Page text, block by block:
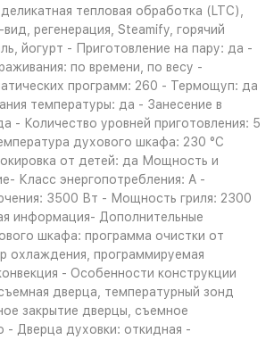
тепловая обработка (LTC),
регенерация, Steamify, горячий
йогурт - Приготовление на пару: да -
по времени, по весу -
программ: 260 - Термощуп: да
температуры: да - Занесение в
- Количество уровней приготовления: 5
духового шкафа: 230 °С
от детей: да Мощность и
Класс энергопотребления: A -
3500 Вт - Мощность гриля: 2300
информация- Дополнительные
шкафа: программа очистки от
охлаждения, программируемая
- Особенности конструкции
дверца, температурный зонд
закрытие дверцы, съемное
- Дверца духовки: откидная -